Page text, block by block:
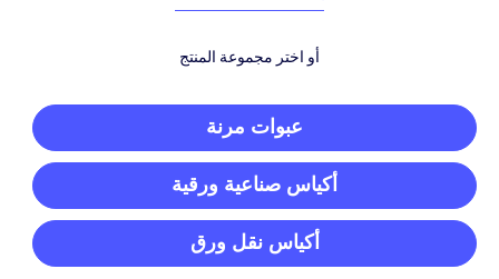
أو اختر مجموعة المنتج
عبوات مرنة
أكياس صناعية ورقية
أكياس نقل ورق